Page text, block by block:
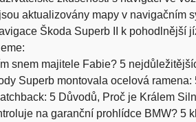
aktualizovány mapy v navigačním
Škoda Superb II k pohodlnější
snem majitele Fabie? 5
Superb montovala ocelová ramena:
5 Důvodů, Proč je Králem
na garanční prohlídce BMW? 5